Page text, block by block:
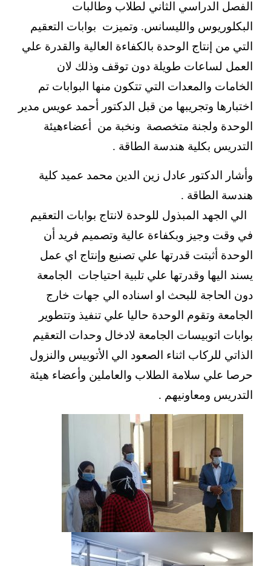
الفصل الدراسي الثاني لطلاب وطالبات
البكلوريوس والليسانس. وتميزت بوابات التعقيم
التي من إنتاج الوحدة بالكفاءة العالية والقدرة علي
العمل لساعات طويلة دون توقف وذلك لان
الخامات والمعدات التي تتكون منها البوابات تم
اختبارها وتجريبها من قبل الدكتور أحمد عويس مدير
الوحدة ولجنة متخصصة ونخبة من أعضاءهيئة
التدريس بكلية هندسة الطاقة .
وأشار الدكتور عادل زين الدين محمد عميد كلية
هندسة الطاقة .
الي الجهد المبذول للوحدة لانتاج بوابات التعقيم
في وقت وجيز وبكفاءة عالية وتصميم فريد أن
الوحدة أثبتت قدرتها علي تصنيع وإنتاج اي عمل
يسند اليها وقدرتها علي تلبية احتياجات الجامعة
دون الحاجة للبحث او اسناده الي جهات خارج
الجامعة وتقوم الوحدة حاليا علي تنفيذ وتتطوير
بوابات اتوبيسات الجامعة لادخال وحدات التعقيم
الذاتي للركاب اثناء الصعود الي الأتوبيس والنزول
حرصا علي سلامة الطلاب والعاملين وأعضاء هيئة
التدريس ومعاونيهم .